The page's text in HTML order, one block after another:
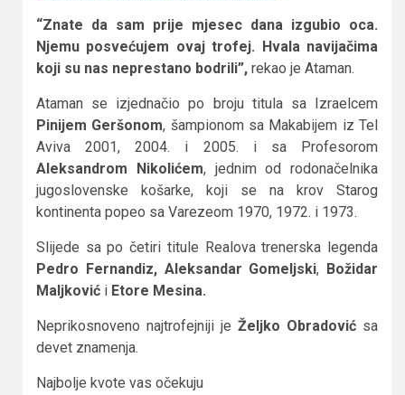
“Znate da sam prije mjesec dana izgubio oca.
Njemu posvećujem ovaj trofej. Hvala navijačima
koji su nas neprestano bodrili”, rekao je Ataman.
Ataman se izjednačio po broju titula sa Izraelcem
Pinijem Geršonom, šampionom sa Makabijem iz Tel
Aviva 2001, 2004. i 2005. i sa Profesorom
Aleksandrom Nikolićem, jednim od rodonačelnika
jugoslovenske košarke, koji se na krov Starog
kontinenta popeo sa Varezeom 1970, 1972. i 1973.
Slijede sa po četiri titule Realova trenerska legenda
Pedro Fernandiz, Aleksandar Gomeljski, Božidar
Maljković i Etore Mesina.
Neprikosnoveno najtrofejniji je Željko Obradović sa
devet znamenja.
Najbolje kvote vas očekuju